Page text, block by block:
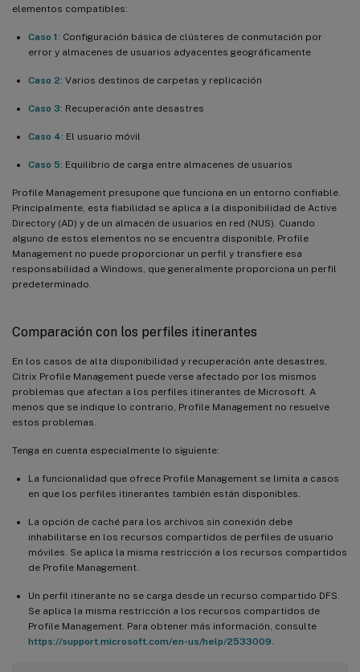
elementos compatibles:
Caso 1 : Configuración básica de clústeres de conmutación por
error y almacenes de usuarios adyacentes geográficamente
Caso 2: Varios destinos de carpetas y replicación
Caso 3: Recuperación ante desastres
Caso 4: El usuario móvil
Caso 5: Equilibrio de carga entre almacenes de usuarios
Profile Management presupone que funciona en un entorno confiable.
Principalmente, esta fiabilidad se aplica a la disponibilidad de Active
Directory (AD) y de un almacén de usuarios en red (NUS). Cuando
alguno de estos elementos no se encuentra disponible, Profile
Management no puede proporcionar un perfil y transfiere esa
responsabilidad a Windows, que generalmente proporciona un perfil
predeterminado.
Comparación con los perfiles itinerantes
En los casos de alta disponibilidad y recuperación ante desastres,
Citrix Profile Management puede verse afectado por los mismos
problemas que afectan a los perfiles itinerantes de Microsoft. A
menos que se indique lo contrario, Profile Management no resuelve
estos problemas.
Tenga en cuenta especialmente lo siguiente:
La funcionalidad que ofrece Profile Management se limita a casos
en que los perfiles itinerantes también están disponibles.
La opción de caché para los archivos sin conexión debe
inhabilitarse en los recursos compartidos de perfiles de usuario
móviles. Se aplica la misma restricción a los recursos compartidos
de Profile Management.
Un perfil itinerante no se carga desde un recurso compartido DFS.
Se aplica la misma restricción a los recursos compartidos de
Profile Management. Para obtener más información, consulte
https://support.microsoft.com/en-us/help/2533009